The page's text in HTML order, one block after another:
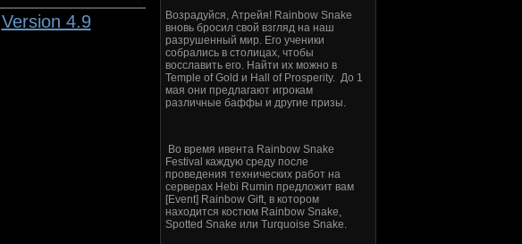
Version 4.9
Возрадуйся, Атрейя! Rainbow Snake
вновь бросил свой взгляд на наш
разрушенный мир. Его ученики
собрались в столицах, чтобы
восславить его. Найти их можно в
Temple of Gold и Hall of Prosperity. До 1
мая они предлагают игрокам
различные баффы и другие призы.
Во время ивента Rainbow Snake
Festival каждую среду после
проведения технических работ на
серверах Hebi Rumin предложит вам
[Event] Rainbow Gift, в котором
находится костюм Rainbow Snake,
Spotted Snake или Turquoise Snake.